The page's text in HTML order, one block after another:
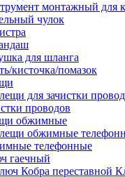
монтажный для
чулок
для шланга
кисточка/помазок
проводов
обжимные
телефонные
гаечный